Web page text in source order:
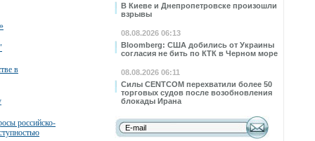
В Киеве и Днепропетровске произошли
взрывы
08.08.2026 06:13
Bloomberg: США добились от Украины
согласия не бить по КТК в Черном море
08.08.2026 06:11
Силы CENTCOM перехватили более 50
торговых судов после возобновления
блокады Ирана
в
российско-